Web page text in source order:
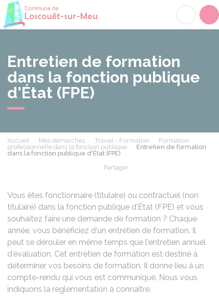
Entretien de formation
dans la fonction publique
d'État (FPE)
Accueil Mes démarches Travail - Formation
Formation
professionnelle dans la fonction publique
Entretien de formation
dans la fonction publique d'État (FPE)
Partager
Vous êtes fonctionnaire (titulaire) ou contractuel (non
titulaire) dans la fonction publique d'État (FPE) et vous
souhaitez faire une demande de formation ? Chaque
année, vous bénéficiez d'un entretien de formation. Il
peut se dérouler en même temps que l'entretien annuel
d'évaluation. Cet entretien de formation est destiné à
déterminer vos besoins de formation. Il donne lieu à un
compte-rendu qui vous est communiqué. Nous vous
indiquons la réglementation à connaitre.